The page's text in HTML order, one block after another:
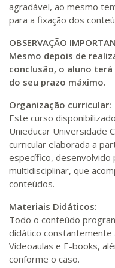
agradável, ao mesmo
para a fixação dos
OBSERVAÇÃO
Mesmo depois de
conclusão, o aluno
do seu prazo máximo.
Organização curricular:
Este curso
Unieducar Universidade
curricular elaborada a
específico, desenvolvido
multidisciplinar, que
conteúdos.
Materiais Didáticos:
Todo o conteúdo
didático
Videoaulas e E-books,
conforme o caso.